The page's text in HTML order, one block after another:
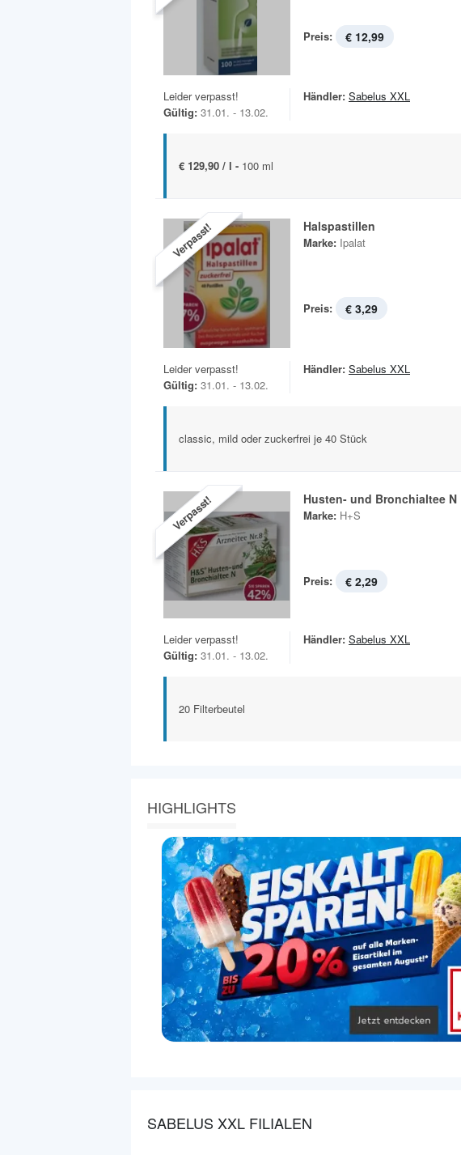
Preis: € 12,99
Leider verpasst!
Gültig: 31.01. - 13.02.
Händler: Sabelus XXL
€ 129,90 / l - 100 ml
Verpasst! Halspastillen
Marke: Ipalat
Preis: € 3,29
Leider verpasst!
Gültig: 31.01. - 13.02.
Händler: Sabelus XXL
classic, mild oder zuckerfrei je 40 Stück
Verpasst! Husten- und Bronchialtee N
Marke: H+S
Preis: € 2,29
Leider verpasst!
Gültig: 31.01. - 13.02.
Händler: Sabelus XXL
20 Filterbeutel
HIGHLIGHTS
SABELUS XXL FILIALEN